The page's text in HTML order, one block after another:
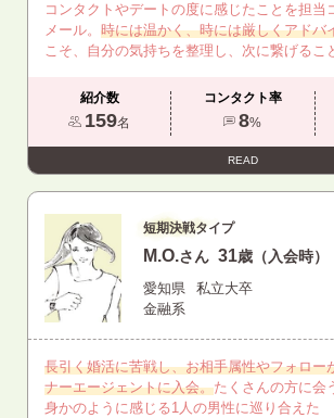
コンタクトやデートの度に感じたことを担当
メール。 時には温かく、時には厳しくアドバ
こそ、自分の気持ちを整理し、次に繋げるこ
紹介数
159名
コンタクト率
8%
READ
短期決戦タイプ
M.O.さん 31歳（入会時）
愛知県
私立大卒
金融系
長引く婚活に苦戦し、お相手属性やフォロー
ナーエージェントに入会。たくさんの方に会
身かのように感じる1人の男性に巡り合えた